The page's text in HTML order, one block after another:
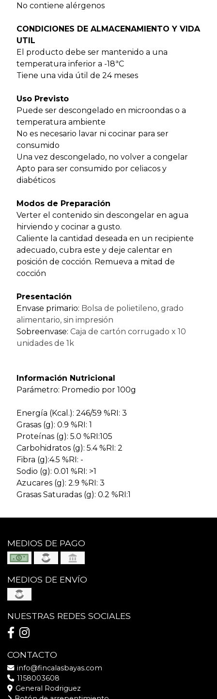
No contiene alérgenos
CONDICIONES DE ALMACENAMIENTO Y VIDA
UTIL
El producto debe ser mantenido a una
temperatura inferior a -18ªC
Tiene una vida útil de 24 meses
Uso Previsto
Puede ser descongelado en microondas o a
temperatura ambiente
No es necesario lavar ni cocinar para ser
consumido
Una vez descongelado, no volver a congelar
Apto para ser consumido por celiacos y
diabéticos
Modos de Preparación
Verter el contenido sin descongelar en agua
hirviendo y cocinar a gusto.
Caliente la cantidad deseada en un recipiente
adecuado, cubra este y deje calentar en
posición de cocción. Remueva a mitad de
cocción
Presentación
Envase primario: Bolsa de polietileno, grado
alimentario, sin impresión
Sobreenvase: Caja de cartón corrugado x 10
unidades de 1k
Información Nutricional
Parámetro: Promedio por 100g
Energía (Kcal.): 246/59 %RI: 3
Grasas (g): 0.9 %RI: 1
Proteínas (g): 5.0 %RI:105
Carbohidratos (g): 5.4 %RI: 2
Fibra (g):4.5 %RI: -
Sodio (g): 0.01 %RI: >1
Azucares (g): 2.9 %RI: 3
Grasas Saturadas (g): 0.2 %RI:1
MEDIOS DE PAGO
MEDIOS DE ENVÍO
NUESTRAS REDES SOCIALES
CONTACTO
info@fincalasbayas.com
1158003608
General Rodriguez